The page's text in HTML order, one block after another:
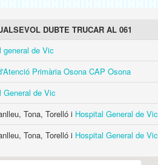
DUBTE TRUCAR AL 061
general de Vic
Primària Osona CAP Osona
General de Vic
Tona, Torelló i Hospital General de Vic
Tona, Torelló i Hospital General de Vic